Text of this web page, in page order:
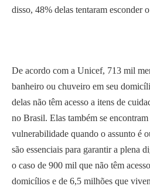
disso, 48% delas tentaram esconder
De acordo com a Unicef, 713 mil
banheiro ou chuveiro em seu
delas não têm acesso a itens de
no Brasil. Elas também se
vulnerabilidade quando o assunto é
são essenciais para garantir a plena
o caso de 900 mil que não têm
domicílios e de 6,5 milhões que